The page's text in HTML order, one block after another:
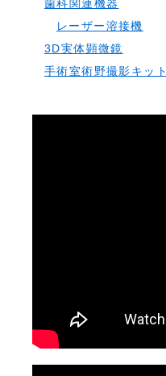
歯科関連機器
レーザー溶接機
3D実体顕微鏡
手術室術野撮影キット